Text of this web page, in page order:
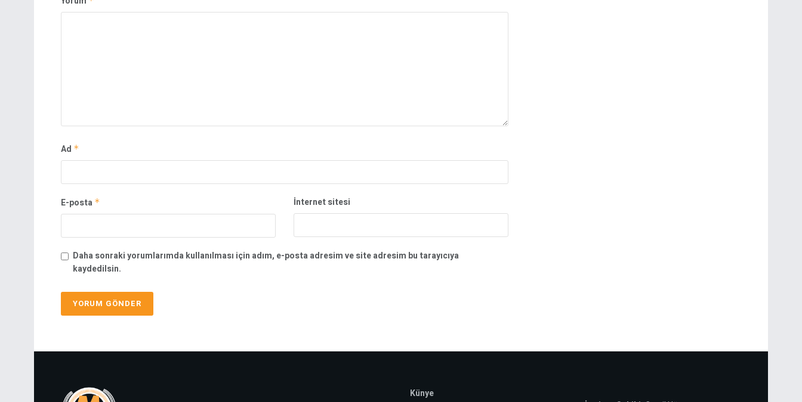
Ad *
E-posta * İnternet sitesi
Daha sonraki yorumlarımda kullanılması için adım, e-posta adresim ve site adresim bu tarayıcıya
kaydedilsin.
Künye